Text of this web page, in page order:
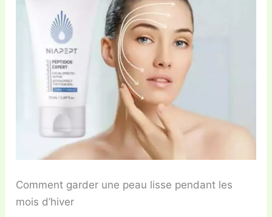
Comment garder une peau lisse pendant les
mois d’hiver